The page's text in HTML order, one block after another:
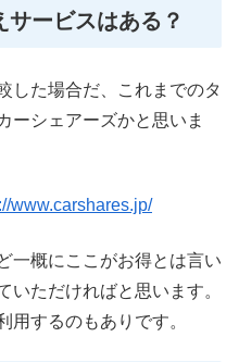
ービスはある？
した場合だ、これまでのタ
ーシェアーズかと思いま
www.carshares.jp/
一概にここがお得とは言い
いただければと思います。
用するのもありです。